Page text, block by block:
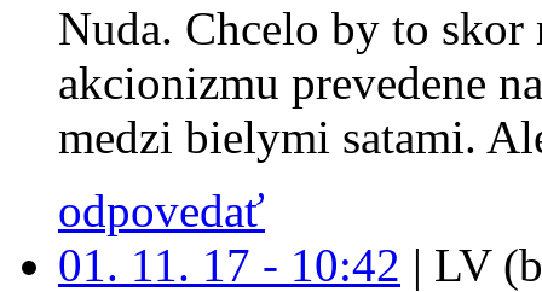
Nuda. Chcelo by to
akcionizmu prevedene
medzi bielymi satami.
odpovedať
01. 11. 17 - 10:42 | LV